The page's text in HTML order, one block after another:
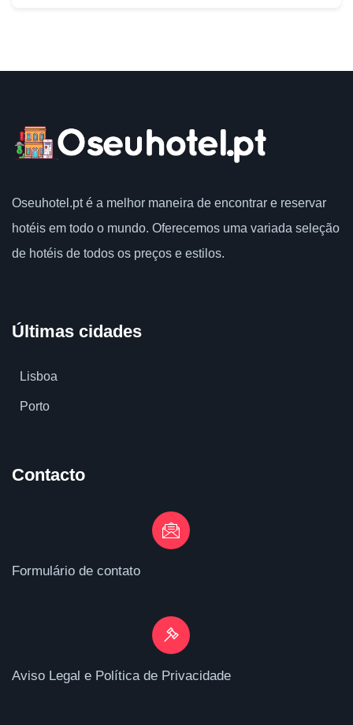
Oseuhotel.pt é a melhor maneira de encontrar e reservar
hotéis em todo o mundo. Oferecemos uma variada seleção
de hotéis de todos os preços e estilos.
Últimas cidades
Lisboa
Porto
Contacto
Formulário de contato
Aviso Legal e Política de Privacidade